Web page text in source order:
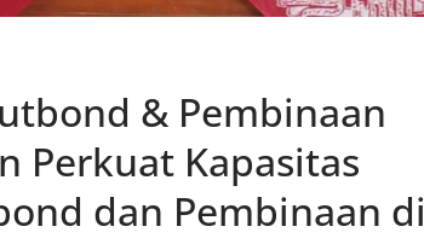
& Pembinaan
Perkuat Kapasitas
dan Pembinaan di